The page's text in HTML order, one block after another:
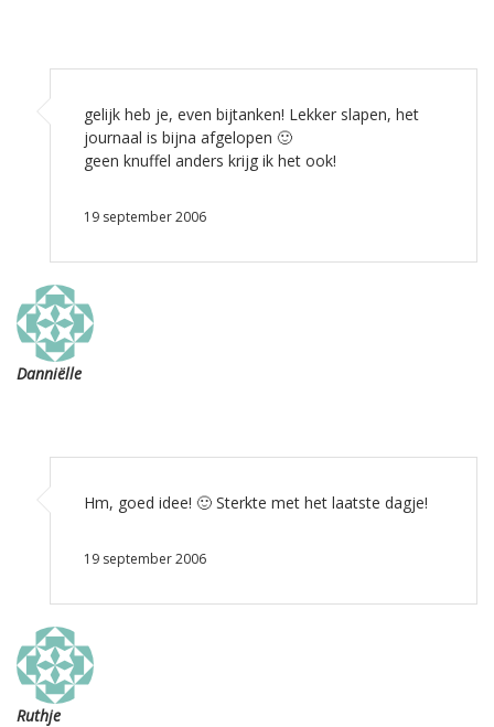
gelijk heb je, even bijtanken! Lekker slapen, het
journaal is bijna afgelopen 🙂
geen knuffel anders krijg ik het ook!
19 september 2006
Danniëlle
Hm, goed idee! 🙂 Sterkte met het laatste dagje!
19 september 2006
Ruthje